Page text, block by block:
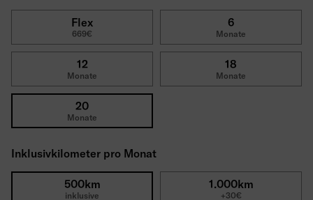
100 kW (136 PS)
16,2 kWh/100km
CO₂ Emissionen (WLTP)
Reifen
Ganzjahresreifen
Selbstbeteiligung
Bruttolistenpreis
43.745€
Flex
669€
6
Monate
12
Monate
18
Monate
20
Monate
Inklusivkilometer pro Monat
500km
inklusive
1.000km
+30€